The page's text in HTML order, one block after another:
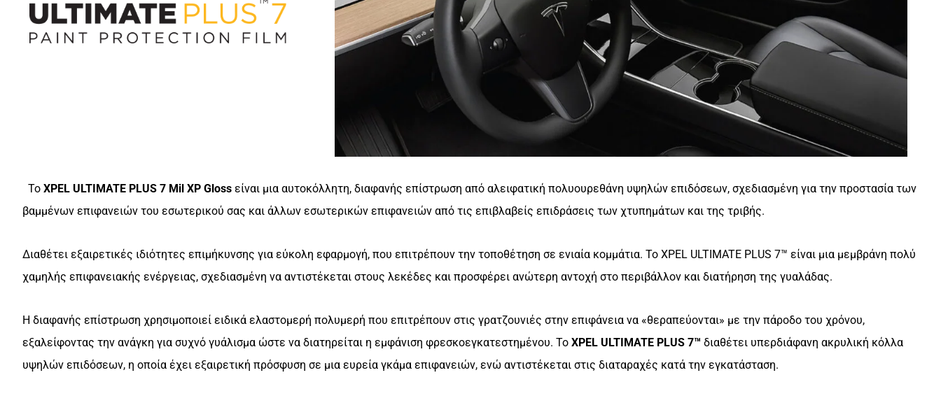
Το XPEL ULTIMATE PLUS 7 Mil XP Gloss είναι μια αυτοκόλλητη, διαφανής επίστρωση από αλειφατική πολυουρεθάνη υψηλών επιδόσεων, σχεδιασμένη για την προστασία των
βαμμένων επιφανειών του εσωτερικού σας και άλλων εσωτερικών επιφανειών από τις επιβλαβείς επιδράσεις των χτυπημάτων και της τριβής.
Διαθέτει εξαιρετικές ιδιότητες επιμήκυνσης για εύκολη εφαρμογή, που επιτρέπουν την τοποθέτηση σε ενιαία κομμάτια. Το XPEL ULTIMATE PLUS 7™ είναι μια μεμβράνη πολύ
χαμηλής επιφανειακής ενέργειας, σχεδιασμένη να αντιστέκεται στους λεκέδες και προσφέρει ανώτερη αντοχή στο περιβάλλον και διατήρηση της γυαλάδας.
Η διαφανής επίστρωση χρησιμοποιεί ειδικά ελαστομερή πολυμερή που επιτρέπουν στις γρατζουνιές στην επιφάνεια να «θεραπεύονται» με την πάροδο του χρόνου,
εξαλείφοντας την ανάγκη για συχνό γυάλισμα ώστε να διατηρείται η εμφάνιση φρεσκοεγκατεστημένου. Το XPEL ULTIMATE PLUS 7™ διαθέτει υπερδιάφανη ακρυλική κόλλα
υψηλών επιδόσεων, η οποία έχει εξαιρετική πρόσφυση σε μια ευρεία γκάμα επιφανειών, ενώ αντιστέκεται στις διαταραχές κατά την εγκατάσταση.